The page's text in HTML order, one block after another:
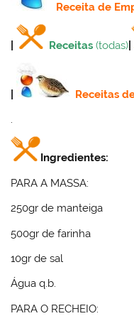
Receitade
Receitas (todas)
Receitas
.
Ingredientes:
PARA A MASSA:
250gr de manteiga
500gr de farinha
10gr de sal
Água q.b.
PARA O RECHEIO: